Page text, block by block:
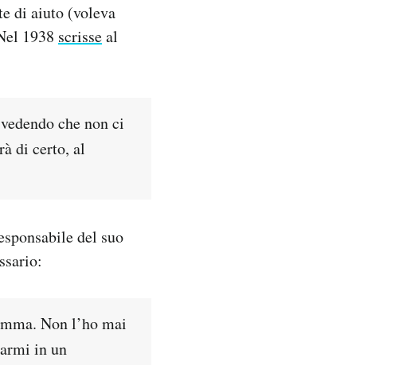
di aiuto (voleva
1938 scrisseal
che non ci
di certo, al
del suo
Non l’ho mai
in un